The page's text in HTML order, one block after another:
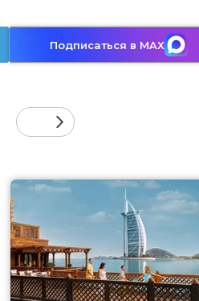
Подписаться в MAX